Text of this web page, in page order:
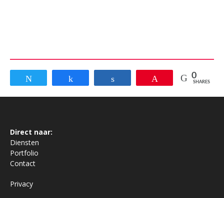
0
SHARES
Direct naar:
Diensten
Portfolio
Contact
Privacy